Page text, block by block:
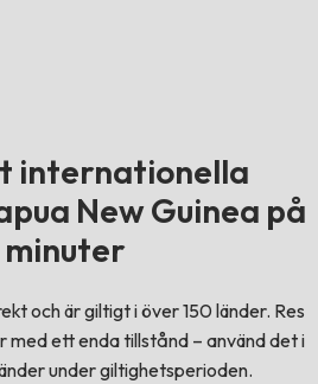
internationella
New Guinea på
minuter
och är giltigt i över 150 länder. Res
ett enda tillstånd – använd det i
under giltighetsperioden.